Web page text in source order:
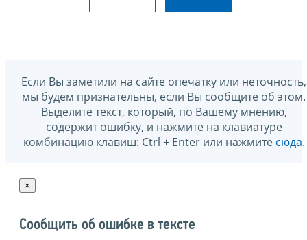
Если Вы заметили на сайте опечатку или неточность,
мы будем признательны, если Вы сообщите об этом.
Выделите текст, который, по Вашему мнению,
содержит ошибку, и нажмите на клавиатуре
комбинацию клавиш: Ctrl + Enter или нажмите сюда.
×
Сообщить об ошибке в тексте